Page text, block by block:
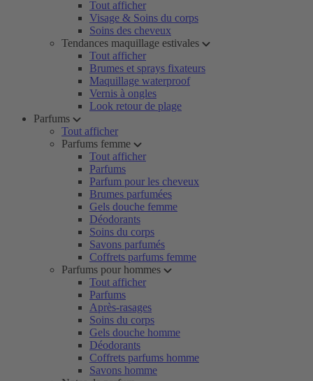
Tout afficher
Visage & Soins du corps
Soins des cheveux
Tendances maquillage estivales
Tout afficher
Brumes et sprays fixateurs
Maquillage waterproof
Vernis à ongles
Look retour de plage
Parfums
Tout afficher
Parfums femme
Tout afficher
Parfums
Parfum pour les cheveux
Brumes parfumées
Gels douche femme
Déodorants
Soins du corps
Savons parfumés
Coffrets parfums femme
Parfums pour hommes
Tout afficher
Parfums
Après-rasages
Soins du corps
Gels douche homme
Déodorants
Coffrets parfums homme
Savons homme